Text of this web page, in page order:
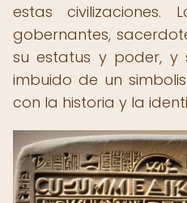
estas civilizaciones.
gobernantes,
su estatus y poder, y
imbuido de un
con la historia y la